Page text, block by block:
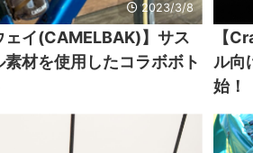
2023/3/8
ェイ(CAMELBAK)】サス
素材を使用したコラボボト
【
ル向
始！